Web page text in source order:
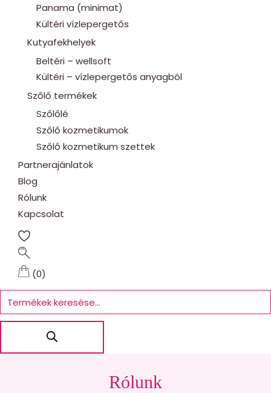
Panama (minimat)
Kültéri vízlepergetős
Kutyafekhelyek
Beltéri – wellsoft
Kültéri – vízlepergetős anyagból
Szőlő termékek
Szőlőlé
Szőlő kozmetikumok
Szőlő kozmetikum szettek
Partnerajánlatok
Blog
Rólunk
Kapcsolat
(0)
Products
Rólunk